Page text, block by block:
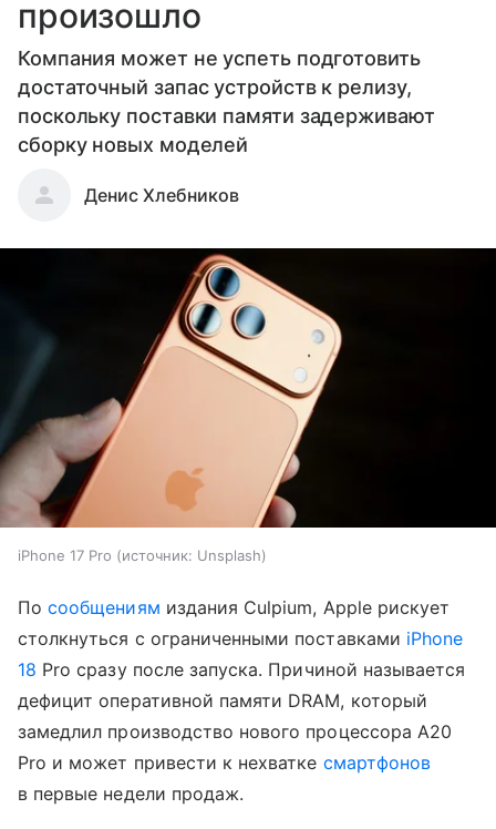
произошло
Компания может не успеть подготовить
достаточный запас устройств к релизу,
поскольку поставки памяти задерживают
сборку новых моделей
Денис Хлебников
iPhone 17 Pro источник: Unsplash
Посообщениям издания Culpium, Apple рискует
столкнуться с ограниченными поставками iPhone
18 Pro сразу после запуска. Причиной называется
дефицит оперативной памяти DRAM, который
замедлил производство нового процессора A20
Pro и может привести к нехватке смартфонов
в первые недели продаж.